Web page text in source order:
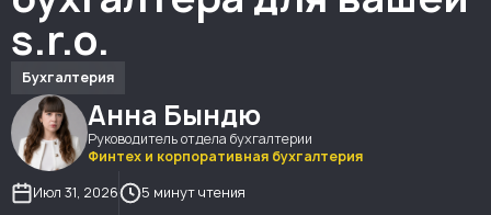
s.r.o.
Бухгалтерия
Анна Бындю
Руководитель отдела бухгалтерии
Финтех и корпоративная бухгалтерия
Июл 31, 2026
5 минут чтения